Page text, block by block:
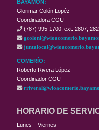
BAYAMÓN:
Glorimar Colón Lopéz
Coordinadora CGU
(787) 995-1700, ext. 2807,
COMERÍO:
Roberto Rivera López
Coordinador CGU
HORARIO DE
Lunes – Viernes